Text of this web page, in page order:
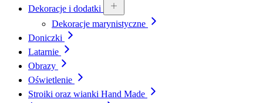
Dekoracje i dodatki
Dekoracje marynistyczne
Doniczki
Latarnie
Obrazy
Oświetlenie
Stroiki oraz wianki Hand Made